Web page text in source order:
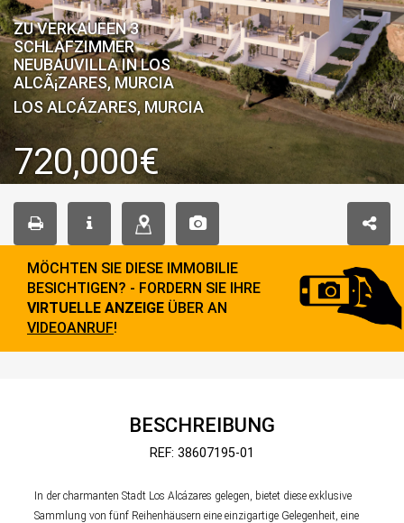
ZU VERKAUFEN 3
SCHLAFZIMMER
NEUBAUVILLA IN LOS
ALCÃ¡ZARES, MURCIA
LOS ALCÁZARES, MURCIA
720,000€
MÖCHTEN SIE DIESE IMMOBILIE
BESICHTIGEN? - FORDERN SIE IHRE
VIRTUELLE ANZEIGE ÜBER AN
VIDEOANRUF!
BESCHREIBUNG
REF: 38607195-01
In der charmanten Stadt Los Alcázares gelegen, bietet diese exklusive
Sammlung von fünf Reihenhäusern eine einzigartige Gelegenheit, eine